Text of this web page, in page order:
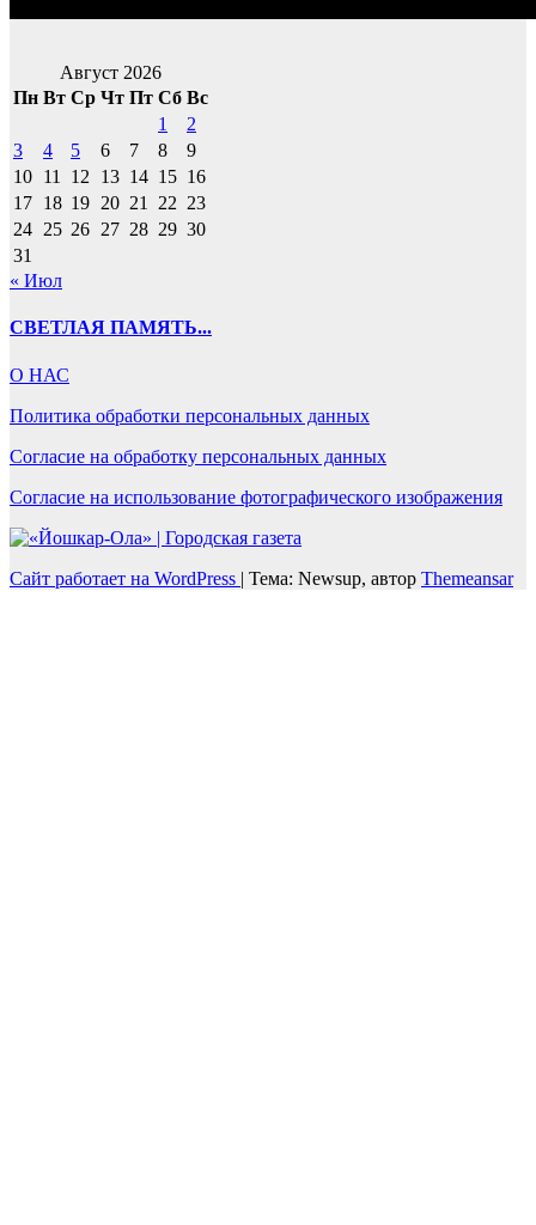
Август 2026
Пн Вт Ср Чт Пт Сб Вс
1
2
3
4 5 6 7 8
9
10 11 12 13 14 15 16
17 18 19 20 21 22 23
24 25 26 27 28 29 30
31
« Июл
СВЕТЛАЯ ПАМЯТЬ...
О НАС
Политика обработки персональных данных
Согласие на обработку персональных данных
Согласие на использование фотографического изображения
Сайт работает на WordPress | Тема: Newsup, автор Themeansar